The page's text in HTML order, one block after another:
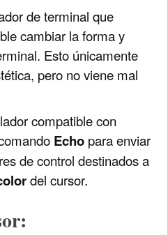
de terminal que
cambiar la forma y
Esto únicamente
pero no viene mal
compatible con
Echo para enviar
de control destinados a
del cursor.